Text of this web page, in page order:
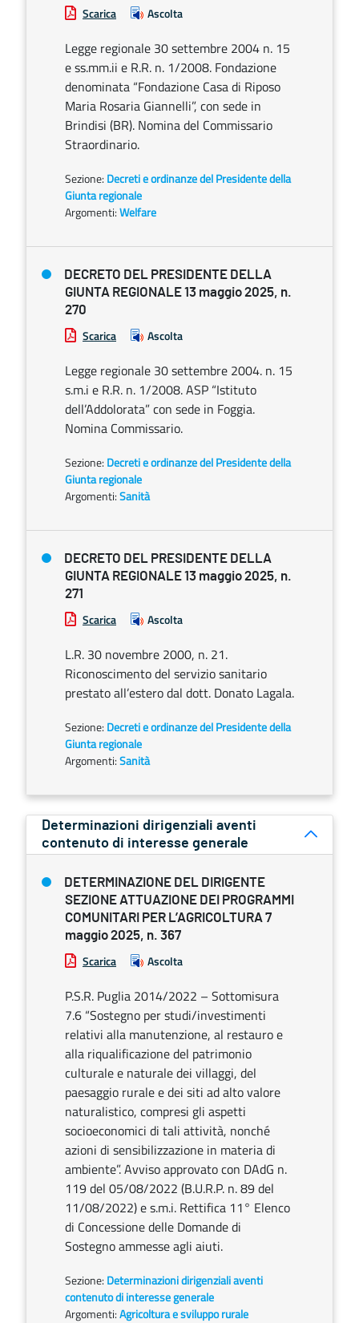
Scarica Ascolta
Legge regionale 30 settembre 2004 n. 15
e ss.mm.ii e R.R. n. 1/2008. Fondazione
denominata “Fondazione Casa di Riposo
Maria Rosaria Giannelli”, con sede in
Brindisi (BR). Nomina del Commissario
Straordinario.
Sezione: Decreti e ordinanze del Presidente della
Giunta regionale
Argomenti:Welfare
DECRETO DEL PRESIDENTE DELLA
GIUNTA REGIONALE 13 maggio 2025, n.
270
Scarica Ascolta
Legge regionale 30 settembre 2004. n. 15
s.m.i e R.R. n. 1/2008. ASP “Istituto
dell’Addolorata” con sede in Foggia.
Nomina Commissario.
Sezione: Decreti e ordinanze del Presidente della
Giunta regionale
Argomenti:Sanità
DECRETO DEL PRESIDENTE DELLA
GIUNTA REGIONALE 13 maggio 2025, n.
271
Scarica Ascolta
L.R. 30 novembre 2000, n. 21.
Riconoscimento del servizio sanitario
prestato all’estero dal dott. Donato Lagala.
Sezione: Decreti e ordinanze del Presidente della
Giunta regionale
Argomenti:Sanità
Determinazioni dirigenziali aventi
contenuto di interesse generale
DETERMINAZIONE DEL DIRIGENTE
SEZIONE ATTUAZIONE DEI PROGRAMMI
COMUNITARI PER L’AGRICOLTURA 7
maggio 2025, n. 367
Scarica Ascolta
P.S.R. Puglia 2014/2022 – Sottomisura
7.6 “Sostegno per studi/investimenti
relativi alla manutenzione, al restauro e
alla riqualificazione del patrimonio
culturale e naturale dei villaggi, del
paesaggio rurale e dei siti ad alto valore
naturalistico, compresi gli aspetti
socioeconomici di tali attività, nonché
azioni di sensibilizzazione in materia di
ambiente”. Avviso approvato con DAdG n.
119 del 05/08/2022 (B.U.R.P. n. 89 del
11/08/2022) e s.m.i. Rettifica 11° Elenco
di Concessione delle Domande di
Sostegno ammesse agli aiuti.
Sezione: Determinazioni dirigenziali aventi
contenuto di interesse generale
Argomenti:Agricoltura e sviluppo rurale